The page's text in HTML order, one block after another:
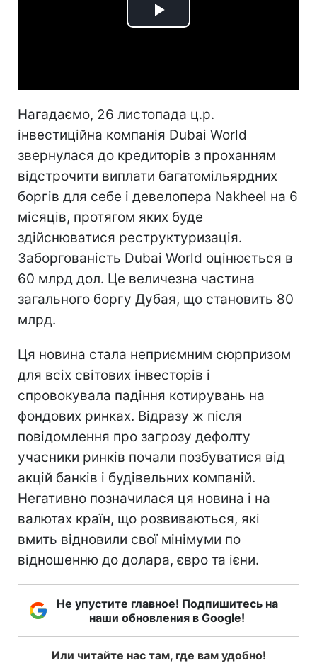
Play
Нагадаємо, 26 листопада ц.р.
інвестиційна компанія Dubai World
звернулася до кредиторів з проханням
відстрочити виплати багатомільярдних
боргів для себе і девелопера Nakheel на 6
місяців, протягом яких буде
здійснюватися реструктуризація.
Заборгованість Dubai World оцінюється в
60 млрд дол. Це величезна частина
загального боргу Дубая, що становить 80
млрд.
Ця новина стала неприємним сюрпризом
для всіх світових інвесторів і
спровокувала падіння котирувань на
фондових ринках. Відразу ж після
повідомлення про загрозу дефолту
учасники ринків почали позбуватися від
акцій банків і будівельних компаній.
Негативно позначилася ця новина і на
валютах країн, що розвиваються, які
вмить відновили свої мінімуми по
відношенню до долара, євро та ієни.
Не упустите главное! Подпишитесь на
наши обновления в Google!
Или читайте нас там, где вам удобно!